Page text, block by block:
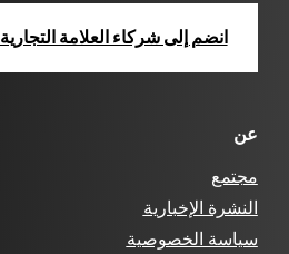
انضم إلى شركاء العلامة التجارية
عن
مجتمع
النشرة الإخبارية
سياسة الخصوصية